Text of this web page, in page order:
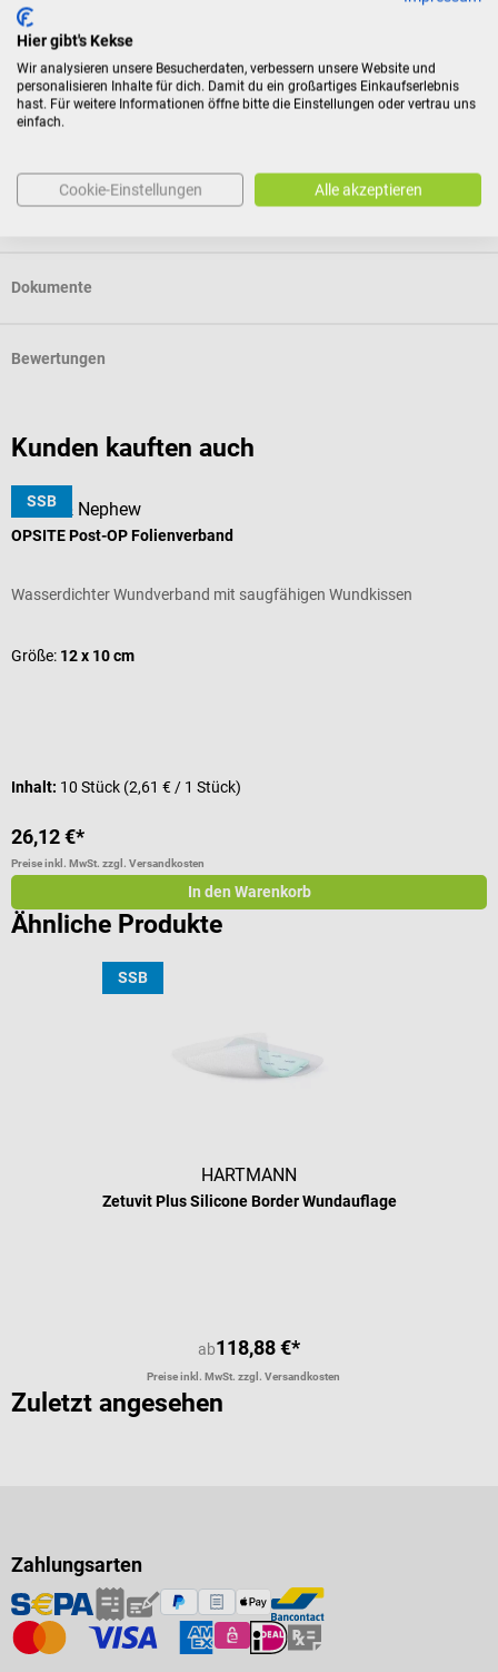
Für Verbraucher besteht das Widerrufsrecht nicht bei
Verträgen zur Lieferung versiegelter Waren, die aus
Gründen des Gesundheitsschutzes oder der Hygiene nicht
zur Rückgabe geeignet sind, wenn ihre Versiegelung nach
Dokumente
Bewertungen
Kunden kauften auch
SSB
Smith & Nephew
OPSITE Post-OP Folienverband
Wasserdichter Wundverband mit saugfähigen Wundkissen
Größe: 12 x 10 cm
Inhalt: 10 Stück (2,61 € / 1 Stück)
26,12 €*
Preise inkl. MwSt. zzgl. Versandkosten
In den Warenkorb
Ähnliche Produkte
SSB
HARTMANN
Zetuvit Plus Silicone Border Wundauflage
ab118,88 €*
Preise inkl. MwSt. zzgl. Versandkosten
Zuletzt angesehen
Zahlungsarten
Hier gibt's Kekse
Wir analysieren unsere Besucherdaten, verbessern unsere Website und
personalisieren Inhalte für dich. Damit du ein großartiges Einkaufserlebnis
hast. Für weitere Informationen öffne bitte die Einstellungen oder vertrau uns
einfach.
Cookie-Einstellungen Alle akzeptieren